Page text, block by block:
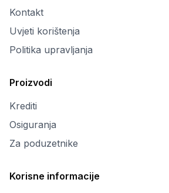
Kontakt
Uvjeti korištenja
Politika upravljanja
Proizvodi
Krediti
Osiguranja
Za poduzetnike
Korisne informacije